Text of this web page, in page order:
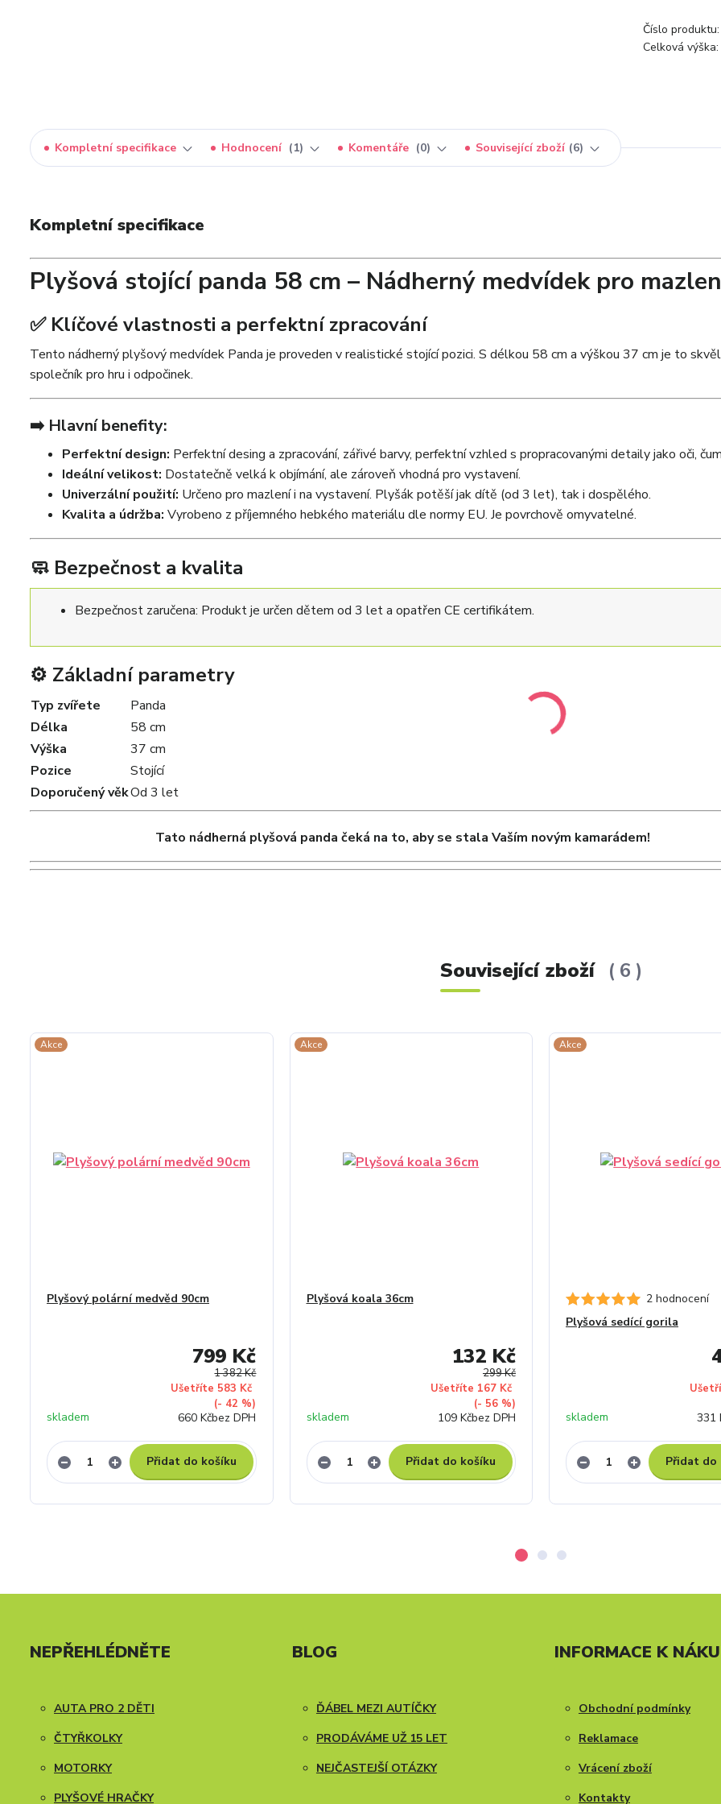
Číslo produktu:
Celková výška:
Kompletní specifikace Hodnocení 1 Komentáře 0 Související zboží 6
Kompletní specifikace
Plyšová stojící panda 58 cm – Nádherný medvídek pro
✅ Klíčové vlastnosti a perfektní zpracování
Tento nádherný plyšový medvídek Panda je proveden v realistické stojící pozici. S délkou 58 cm a výškou 37 cm je to
společník pro hru i odpočinek.
➡️ Hlavní benefity:
Perfektní design: Perfektní desing a zpracování, zářivé barvy, perfektní vzhled s propracovanými detaily jako oči,
Ideální velikost: Dostatečně velká k objímání, ale zároveň vhodná pro vystavení.
Univerzální použití: Určeno pro mazlení i na vystavení. Plyšák potěší jak dítě (od 3 let), tak i dospělého.
Kvalita a údržba: Vyrobeno z příjemného hebkého materiálu dle normy EU. Je povrchově omyvatelné.
🧼 Bezpečnost a kvalita
Bezpečnost zaručena: Produkt je určen dětem od 3 let a opatřen CE certifikátem.
⚙️ Základní parametry
Typ zvířete
Panda
Délka
58 cm
Výška
37 cm
Pozice
Stojící
Doporučený věkOd 3 let
Tato nádherná plyšová panda čeká na to, aby se stala Vaším novým kamarádem!
Související zboží 6
Akce
Plyšový polární medvěd 90cm
1 382 Kč
Ušetříte 583 Kč
(- 42 %)
799 Kč
660 Kčbez DPH
skladem
Přidat do košíku
Akce
Plyšová koala 36cm
299 Kč
Ušetříte 167 Kč
(- 56 %)
132 Kč
109 Kčbez DPH
skladem
Přidat do košíku
Akce
2 hodnocení
Plyšová sedící gorila
331
skladem
Přidat do
NEPŘEHLÉDNĚTE
AUTA PRO 2 DĚTI
ČTYŘKOLKY
MOTORKY
PLYŠOVÉ HRAČKY
BLOG
ĎÁBEL MEZI AUTÍČKY
PRODÁVÁME UŽ 15 LET
NEJČASTEJŠÍ OTÁZKY
INFORMACE K
Obchodní podmínky
Reklamace
Vrácení zboží
Kontakty